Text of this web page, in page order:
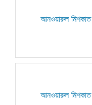
আনওয়ারুল মিশকাত
আনওয়ারুল মিশকাত